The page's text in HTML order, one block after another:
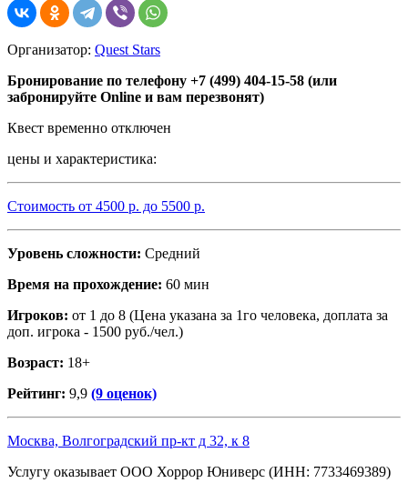
Организатор: Quest Stars
Бронирование по телефону +7 (499) 404-15-58 (или
забронируйте Online и вам перезвонят)
Квест временно отключен
цены и характеристика:
Стоимость от 4500 р. до 5500 р.
Уровень сложности: Средний
Время на прохождение: 60 мин
Игроков: от 1 до 8 (Цена указана за 1го человека, доплата за
доп. игрока - 1500 руб./чел.)
Возраст: 18+
Рейтинг: 9,9 (9 оценок)
Москва, Волгоградский пр-кт д 32, к 8
Услугу оказывает ООО Хоррор Юниверс (ИНН: 7733469389)